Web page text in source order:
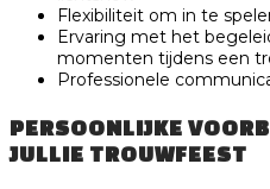
Flexibiliteit om in te
Ervaring met het
momenten tijdens een
Professionele
PERSOONLIJKE
JULLIE TROUWFEEST